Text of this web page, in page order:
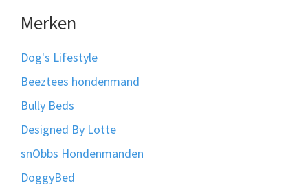
Merken
Dog's Lifestyle
Beeztees hondenmand
Bully Beds
Designed By Lotte
snObbs Hondenmanden
DoggyBed